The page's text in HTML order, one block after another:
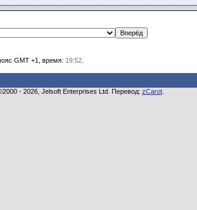
GMT +1, время: 19:52.
- 2026, Jelsoft Enterprises Ltd. Перевод: zCarot.